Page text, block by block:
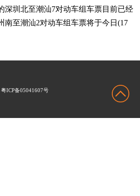
圳北至潮汕7对动车组车票目前已经
南至潮汕2对动车组车票将于今日(17
ICP备05041607号